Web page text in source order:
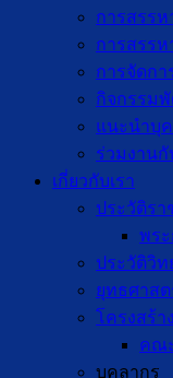
การสรร
การสรร
การจัดกา
กิจกรรม
แนะนำบุ
ร่วมงานกั
เกี่ยวกับเรา
ประวัติร
พร
ประวัติวิ
ยุทธศาส
โครงสร้า
คณ
บุคลากร